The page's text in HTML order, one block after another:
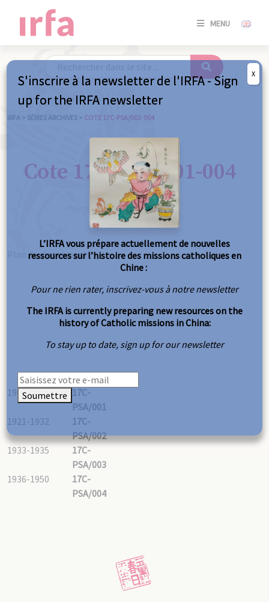
MENU
SE
IRFA > SÉRIES ARCHIVES > COTE 17C-PSA/001-004
Cote 17C-PSA/001-004
Plan de classement
17C-
PSA/001
1902-1920
17C-
PSA/002
1921-1932
17C-
PSA/003
1933-1935
17C-
PSA/004
1936-1950
S'inscrire à la newsletter de l'IRFA - Sign
up for the IRFA newsletter
L’IRFA vous prépare actuellement de nouvelles
ressources sur l’histoire des missions catholiques en
Chine :
Pour ne rien rater, inscrivez-vous à notre newsletter
The IRFA is currently preparing new resources on the
history of Catholic missions in China:
To stay up to date, sign up for our newsletter
Soumettre
X